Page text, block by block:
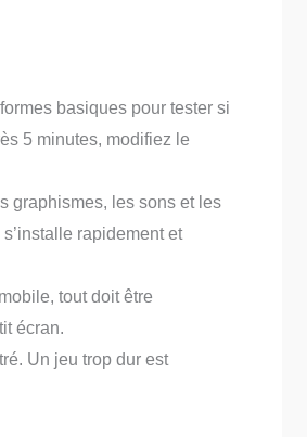
basiques pour tester si
5 minutes, modifiez le
graphismes, les sons et les
rapidement et
tout doit être
écran.
Un jeu trop dur est